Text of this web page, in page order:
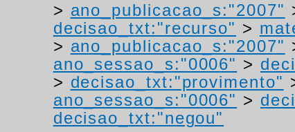
> ano_publicacao_s:"2007"
decisao_txt:"recurso" >
> ano_publicacao_s:"2007"
ano_sessao_s:"0006" >
> decisao_txt:"provimento"
ano_sessao_s:"0006" >
decisao_txt:"negou"